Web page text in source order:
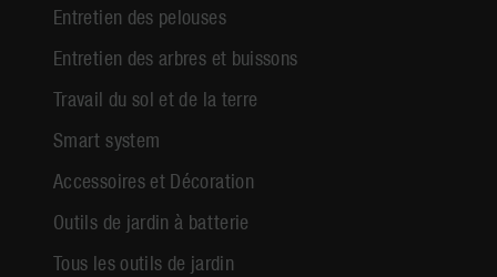
Entretien des pelouses
Entretien des arbres et buissons
Travail du sol et de la terre
Smart system
Accessoires et Décoration
Outils de jardin à batterie
Tous les outils de jardin